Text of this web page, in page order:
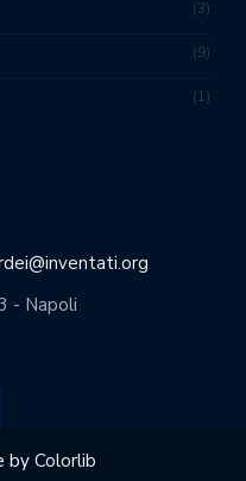
3
9
1
- Napoli
by Colorlib